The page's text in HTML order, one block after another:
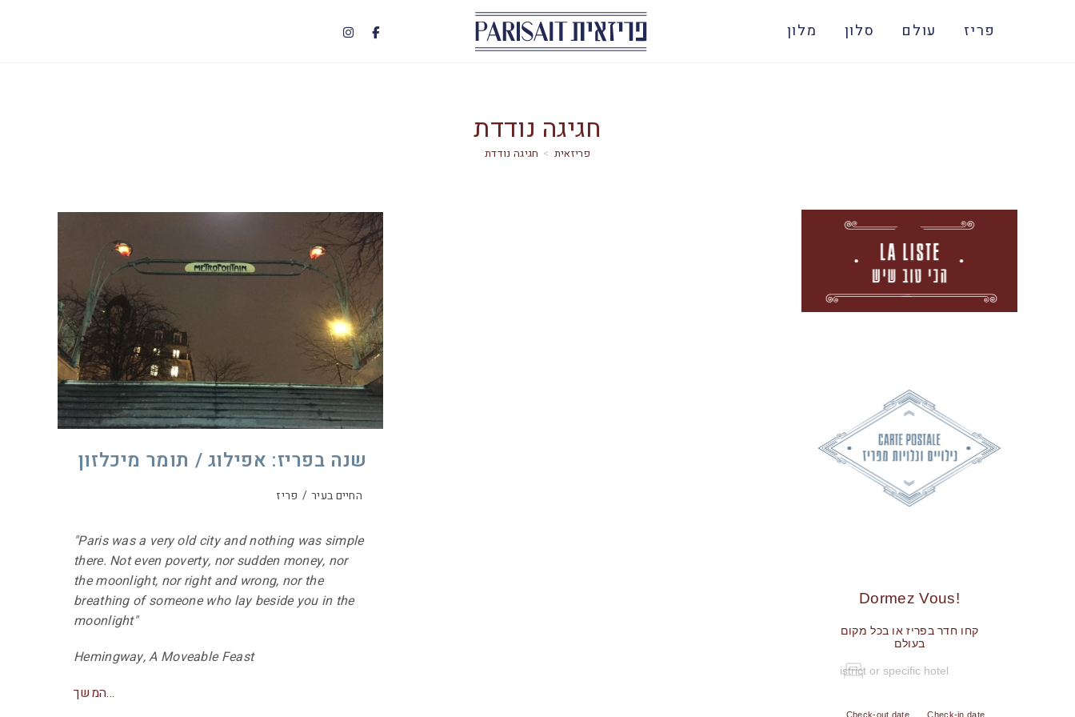
פריז עולם סלון מלון
חגיגה נודדת
> חגיגה נודדת
שנה בפריז: אפילוג / תומר מיכלזון
החיים בעיר / פריז
"Paris was a very old city and nothing was simple
there. Not even poverty, nor sudden money, nor
the moonlight, nor right and wrong, nor the
breathing of someone who lay beside you in the
moonlight"
Hemingway, A Moveable Feast
המשך…
!Dormez Vous
קחו חדר בפריז או בכל מקום
בעולם
Check-in date
Check-out date